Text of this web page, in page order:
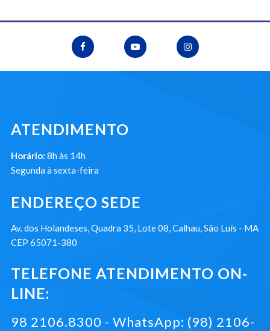
ATENDIMENTO
Horário: 8h às 14h
Segunda à sexta-feira
ENDEREÇO SEDE
Av. dos Holandeses, Quadra 35, Lote 08, Calhau, São Luís - MA
CEP 65071-380
TELEFONE ATENDIMENTO ON-
LINE:
98 2106.8300 - WhatsApp: (98) 2106-